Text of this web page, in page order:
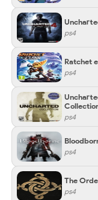
ps4
Ratchet
ps4
ps4
ps4
The
ps4